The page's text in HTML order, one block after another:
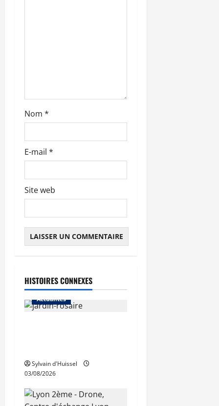
Nom *
E-mail *
Site web
HISTOIRES CONNEXES
Actualités
Sylvain d'Huissel
03/08/2026